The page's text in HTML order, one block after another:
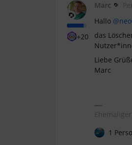
+20
Marc
Hallo
das
Liebe
Marc
1